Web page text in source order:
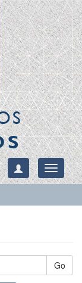
Toggle
Go